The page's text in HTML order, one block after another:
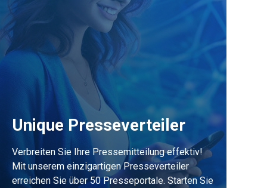
Unique Presseverteiler
Verbreiten Sie Ihre Pressemitteilung effektiv!
Mit unserem einzigartigen Presseverteiler
erreichen Sie über 50 Presseportale. Starten Sie